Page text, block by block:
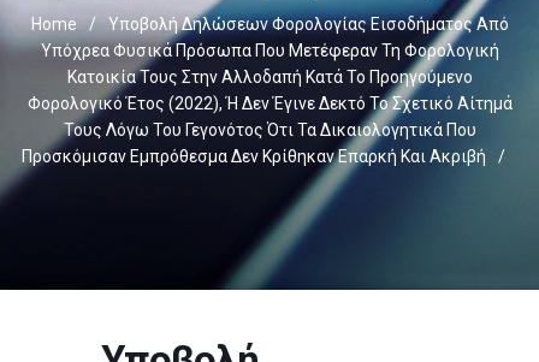
Home /
Υποβολή Δηλώσεων Φορολογίας Εισοδήματος Από
Υπόχρεα Φυσικά Πρόσωπα Που Μετέφεραν Τη Φορολογική
Κατοικία Τους Στην Αλλοδαπή Κατά Το Προηγούμενο
Φορολογικό Έτος (2022), Ή Δεν Έγινε Δεκτό Το Σχετικό Αίτημά
Τους Λόγω Του Γεγονότος Ότι Τα Δικαιολογητικά Που
Προσκόμισαν Εμπρόθεσμα Δεν Κρίθηκαν Επαρκή Και Ακριβή
/